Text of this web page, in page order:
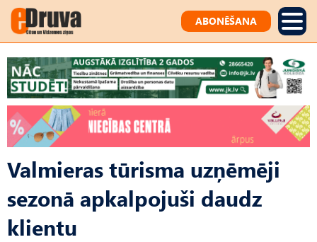
ABONĒŠANA
Valmieras tūrisma uzņēmēji
sezonā apkalpojuši daudz
klientu